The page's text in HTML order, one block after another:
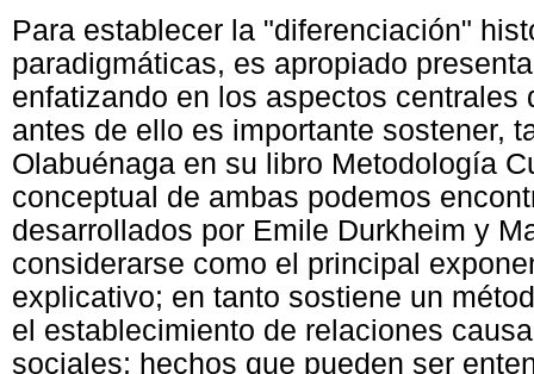
Para establecer la "diferenciación"
paradigmáticas, es apropiado
enfatizando en los aspectos
antes de ello es importante sostener,
Olabuénaga en su libro Metodología
conceptual de ambas podemos
desarrollados por Emile Durkheim y
considerarse como el principal
explicativo; en tanto sostiene un
el establecimiento de relaciones
sociales; hechos que pueden ser